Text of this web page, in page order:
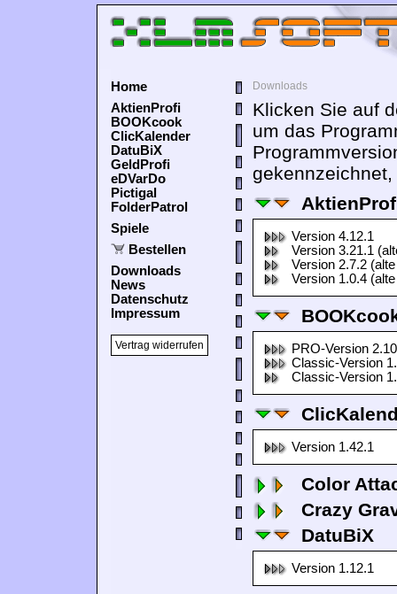
Home
AktienProfi
BOOKcook
ClicKalender
DatuBiX
GeldProfi
eDVarDo
Pictigal
FolderPatrol
Spiele
Bestellen
Downloads
News
Datenschutz
Impressum
Vertrag widerrufen
Downloads
Klicken Sie auf
um das
Version 4.12.1
Version 3.21.1
Version 2.7.2
Version 1.0.4
PRO-Version
Classic-Version
Classic-Version
Version 1.42.1
Color
Crazy
DatuBiX
Version 1.12.1